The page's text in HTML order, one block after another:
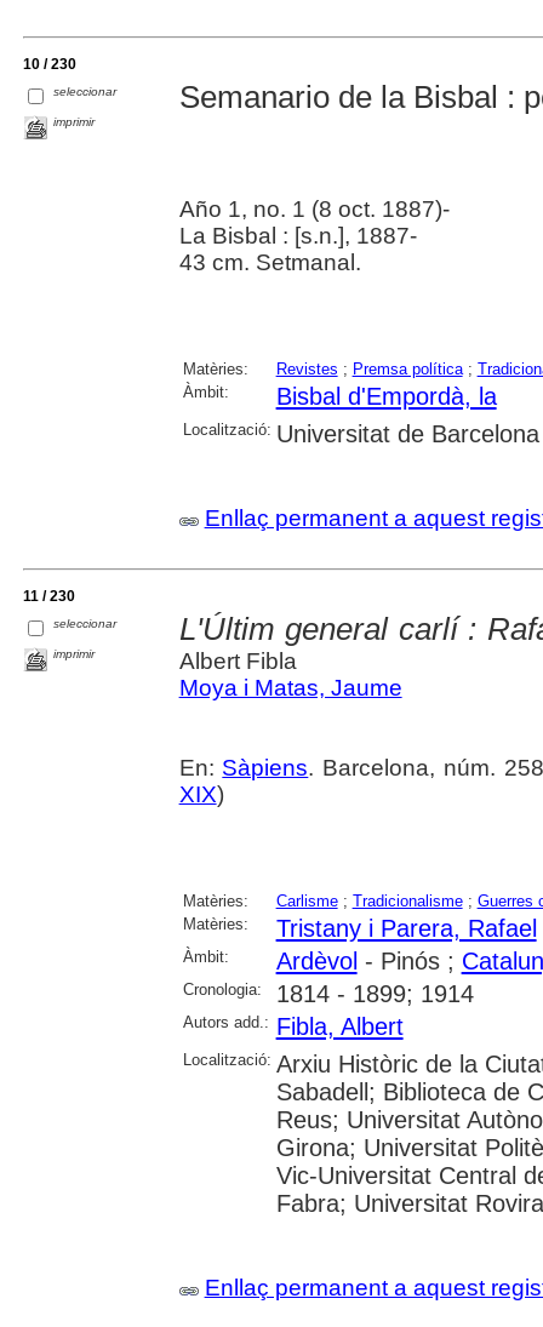
10 / 230
seleccionar
imprimir
Semanario de la Bisbal :
Año 1, no. 1 (8 oct. 1887)-
La Bisbal : [s.n.], 1887-
43 cm. Setmanal.
Matèries: Revistes ; Premsa política;
Àmbit:
Bisbal d'Empordà, la
Localització: Universitat de Barcelona
Enllaç permanent a aquest
11 / 230
seleccionar
imprimir
L'Últim general carlí :
Albert Fibla
Moya i Matas, Jaume
En: Sàpiens. Barcelona, núm.
XIX)
Matèries: Carlisme; Tradicionalisme; Guerres
Matèries:
Tristany i Parera, Rafael
Àmbit: Ardèvol - Pinós ;
Cronologia: 1814 - 1899; 1914
Autors add.: Fibla, Albert
Localització: Arxiu Històric de la
Sabadell; Biblioteca de
Reus; Universitat
Girona; Universitat
Vic-Universitat Central
Fabra; Universitat
Enllaç permanent a aquest